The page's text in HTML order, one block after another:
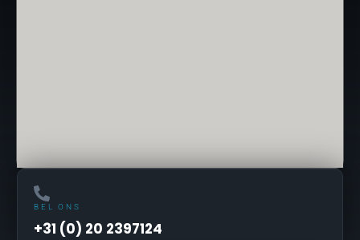
BEL ONS
+31 (0) 20 2397124